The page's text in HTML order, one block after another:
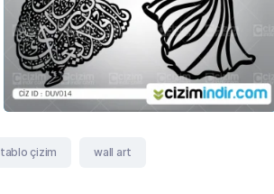
tablo çizim wall art